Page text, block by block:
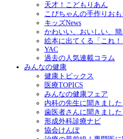
天才！こどもりあん
こぴちゃんの手作りお
キッズNews
かわいい、おいしい、
絵本に出てくる「これ
YAC
過去の人気連載コラム
みんなの健康
健康トピックス
医療TOPICS
みんなの健康フェア
内科の先生に聞きまし
歯医者さんに聞きまし
形成外科診療ナビ
協会けんぽ